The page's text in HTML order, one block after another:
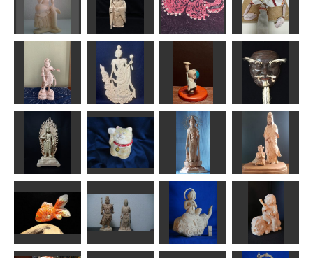
弥勒菩薩
寿老人
しんちゃん
タコちゃん
すずめようこ
マリオネット
（2号）
キンタキンテ。
摩虎羅大将
みっちゃん
雲中観音菩薩
俊造
紙飛行機
MINI
黒式尉
msuganuma
不動明王
まあちゃん
招き猫1号 聖観音立像
合之内麻呂
善財童子と白
衣観音
N（エヌ）